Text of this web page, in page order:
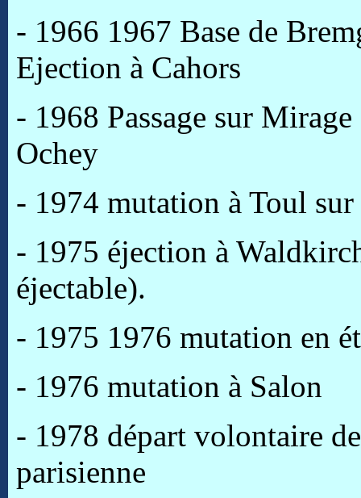
- 1966 1967 Base de
Ejection à Cahors
- 1968 Passage sur
Ochey
- 1974 mutation à Toul
- 1975 éjection à
éjectable).
- 1975 1976 mutation en
- 1976 mutation à Salon
- 1978 départ volontaire
parisienne